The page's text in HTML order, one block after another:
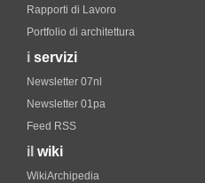
Rapporti di Lavoro
Portfolio di architettura
i servizi
Newsletter 07nl
Newsletter 01pa
Feed RSS
il wiki
WikiArchipedia